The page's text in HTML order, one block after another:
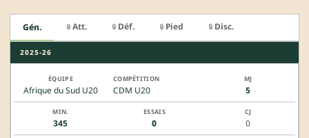
Gén. 🔒 Att. 🔒 Déf. 🔒 Pied 🔒 Disc.
2025-26
Afrique du Sud U20 CDM U20 5
345 0 0